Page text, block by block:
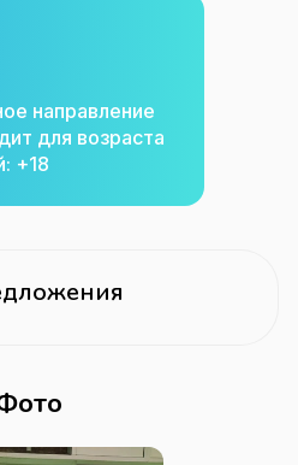
направление
для возраста
+18